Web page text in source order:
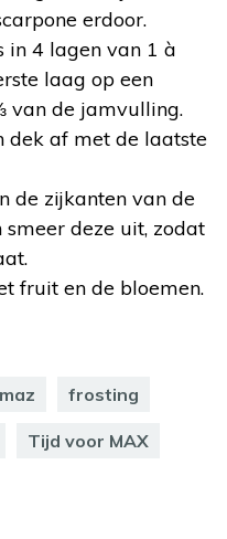
erdoor.
in 4 lagen van 1 à
laag op een
van de jamvulling.
dek af met de laatste
de zijkanten van de
deze uit, zodat
fruit en de bloemen.
frosting
Tijd voor MAX